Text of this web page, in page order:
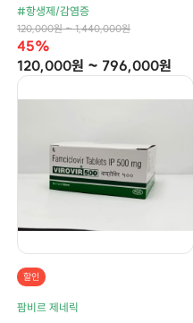
#항생제/감염증
120,000원 ~ 1,440,000원
45%
120,000원 ~ 796,000원
할인
팜비르 제네릭